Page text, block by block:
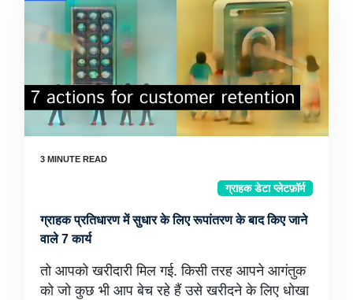
ग्राहक डेटा प्लेटफ़ॉर्म
ग्राहक प्रतिधारण में सुधार के लिए रूपांतरण के बाद किए जाने
वाले 7 कार्य
तो आपको खरीदारी मिल गई. किसी तरह आपने आगंतुक
को जो कुछ भी आप बेच रहे हैं उसे खरीदने के लिए धोखा